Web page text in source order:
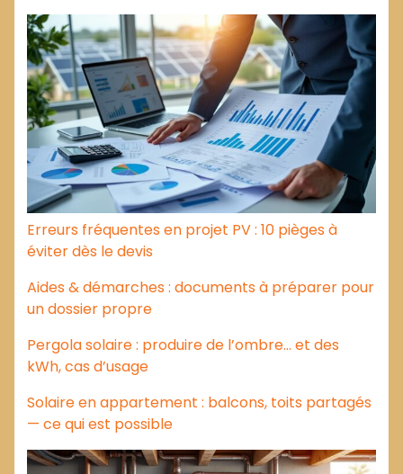
Erreurs fréquentes en projet PV : 10 pièges à
éviter dès le devis
Aides & démarches : documents à préparer pour
un dossier propre
Pergola solaire : produire de l’ombre… et des
kWh, cas d’usage
Solaire en appartement : balcons, toits partagés
— ce qui est possible